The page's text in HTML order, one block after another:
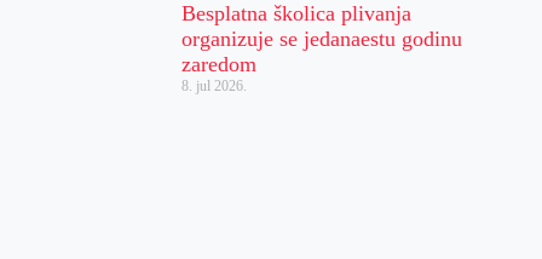
Besplatna školica plivanja
organizuje se jedanaestu godinu
zaredom
8. jul 2026.